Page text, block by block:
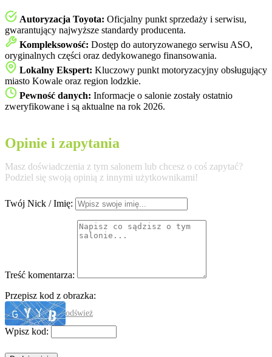
Autoryzacja Toyota: Oficjalny punkt sprzedaży i serwisu,
gwarantujący najwyższe standardy producenta.
Kompleksowość: Dostęp do autoryzowanego serwisu ASO,
oryginalnych części oraz dedykowanego finansowania.
Lokalny Ekspert: Kluczowy punkt motoryzacyjny obsługujący
miasto Kowale oraz region lodzkie.
Pewność danych: Informacje o salonie zostały ostatnio
zweryfikowane i są aktualne na rok 2026.
Opinie i zapytania
Masz doświadczenia z tym salonem lub chcesz o coś zapytać?
Podziel się swoją opinią z innymi użytkownikami!
Twój Nick / Imię:
Treść komentarza:
Przepisz kod z obrazka:
odśwież
Wpisz kod: